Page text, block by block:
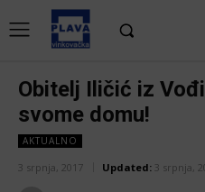
Obitelj Iličić iz
svome domu!
AKTUALNO
3 srpnja, 2017 Updated: 3 srpnja,